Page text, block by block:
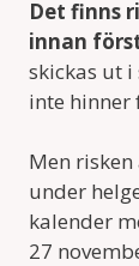
Det finns
innan
skickas ut
inte hinner
Men
under
kalender
27